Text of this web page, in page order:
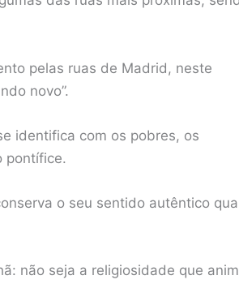
pelas ruas de Madrid, neste
novo”.
identifica com os pobres, os
pontífice.
o seu sentido autêntico
não seja a religiosidade que